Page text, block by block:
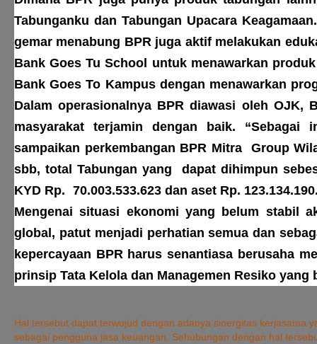
Tabunganku dan Tabungan Upacara
gemar menabung BPR juga aktif melakukan
Bank Goes Tu School untuk menawarkan
Bank Goes To Kampus dengan menawarkan
Dalam operasionalnya BPR diawasi oleh OJK,
masyarakat terjamin dengan baik.
sampaikan perkembangan BPR Mitra Group
sbb, total Tabungan yang dapat dihimpun
KYD Rp. 70.003.533.623 dan aset Rp.
Mengenai situasi ekonomi yang belum stabil
global, patut menjadi perhatian semua dan
kepercayaan BPR harus senantiasa berusaha
prinsip Tata Kelola dan Managemen Resiko yang
Hal tersebut dapat terwujud dengan adanya sinergitas kerjasama
sebagai pengguna jasa keuangan. Sehubungan dengan hal